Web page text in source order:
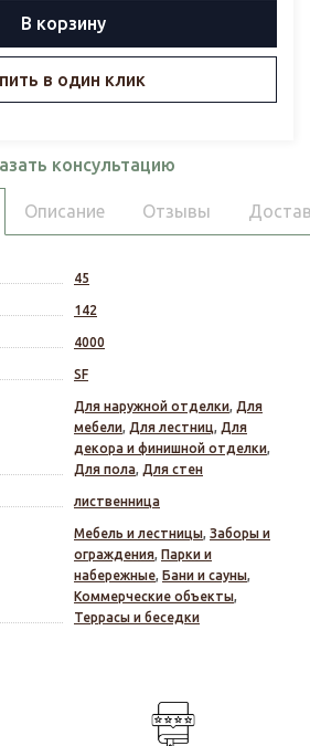
В корзину
в один клик
консультацию
Описание Отзывы
45
142
4000
SF
Для наружной отделки, Для
мебели, Для лестниц, Для
декора и финишной отделки,
Для пола, Для стен
лиственница
Мебель и лестницы, Заборы и
ограждения, Парки и
набережные, Бани и сауны,
Коммерческие объекты,
Террасы и беседки